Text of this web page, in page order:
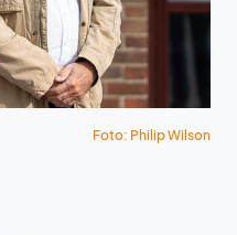
Foto: Philip Wilson